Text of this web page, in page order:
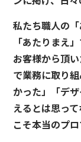
私たち職人の
「あたりまえ
お客様から頂
で業務に取り
かった」「デ
えるとは思っ
こそ本当のプロ